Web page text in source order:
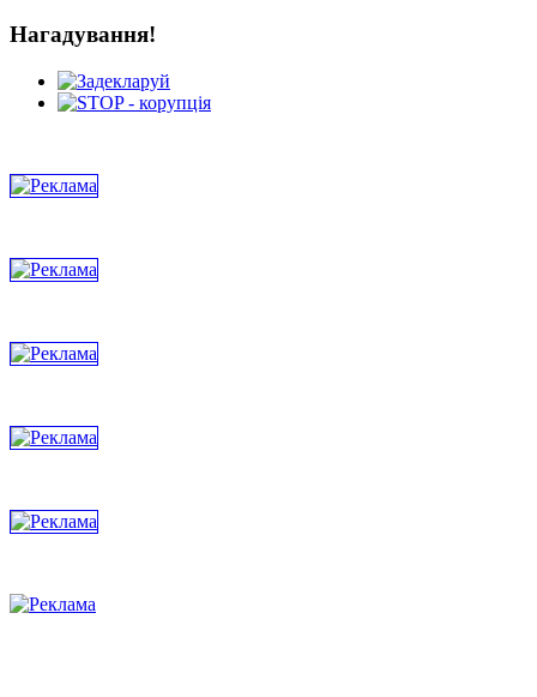
Нагадування!